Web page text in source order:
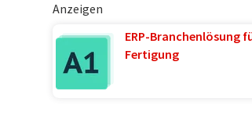
Anzeigen
ERP-Branchenlösung
Fertigung